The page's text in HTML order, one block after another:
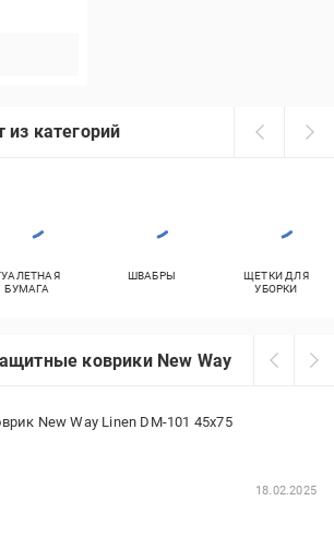
категорий
БУМАГА
ШВАБРЫ
ЩЕТКИ ДЛЯ
УБОРКИ
коврики New Way в Коломые
New Way Linen DM-101 45x75
18.02.2025